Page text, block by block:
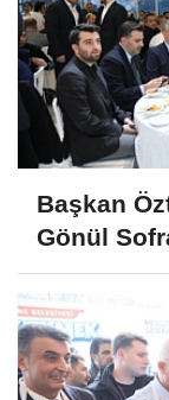
Başkan
Gönül